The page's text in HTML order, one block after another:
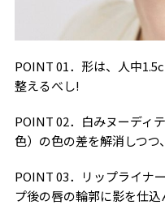
POINT 01．形は、人中
整えるべし!
POINT 02．白みヌーディ
色）の色の差を解消しつ
POINT 03．リップライナ
プ後の唇の輪郭に影を仕込